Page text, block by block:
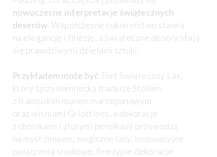
nowoczesne interpretacje świątecznych
deserów. Współczesne cukiernictwo stawia
na elegancję i finezję, a świąteczne desery stają
się prawdziwymi dziełami sztuki.
Przykładem może być Tort Świąteczny Las,
który łączy niemiecką tradycję Stollen
z francuskim musem marcepanowym
oraz wiśniami Griottines, a dekoracje
z choinkami i złotymi perełkami przywodzą
na myśl zimowe, magiczne lasy. Innowacyjne
połączenia smakowe, finezyjne dekoracje